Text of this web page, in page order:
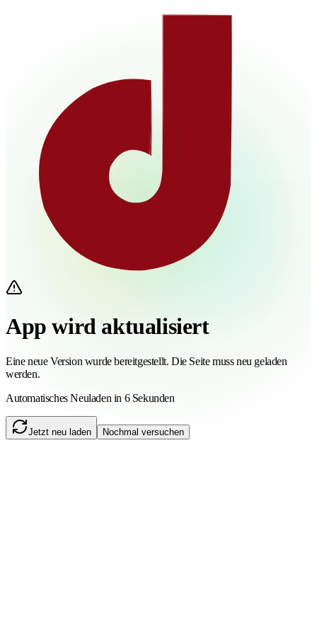
App wird aktualisiert
Eine neue Version wurde bereitgestellt. Die Seite muss neu geladen
werden.
Automatisches Neuladen in 6 Sekunden
Jetzt neu laden Nochmal versuchen